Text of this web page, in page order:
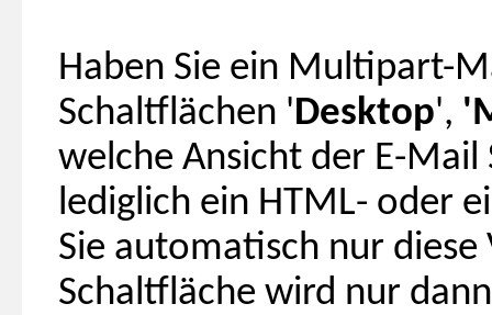
Haben Sie ein Multipart-
Schaltflächen 'Desktop',
welche Ansicht der E-Mail
lediglich ein HTML- oder
Sie automatisch nur
Schaltfläche wird nur